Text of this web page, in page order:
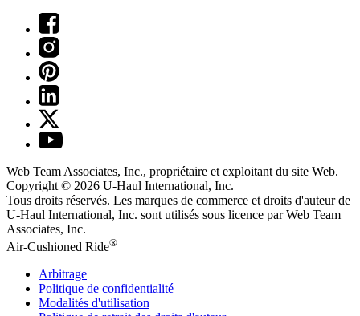
Web Team Associates, Inc., propriétaire et exploitant du site Web.
Copyright © 2026 U-Haul International, Inc.
Tous droits réservés. Les marques de commerce et droits d'auteur de
U-Haul International, Inc. sont utilisés sous licence par Web Team
Associates, Inc.
Air-Cushioned Ride®
Arbitrage
Politique de confidentialité
Modalités d'utilisation